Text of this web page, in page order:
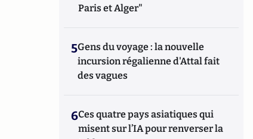
Paris et Alger"
5Gens du voyage : la nouvelle
incursion régalienne d'Attal fait
des vagues
6Ces quatre pays asiatiques qui
misent sur l’IA pour renverser la